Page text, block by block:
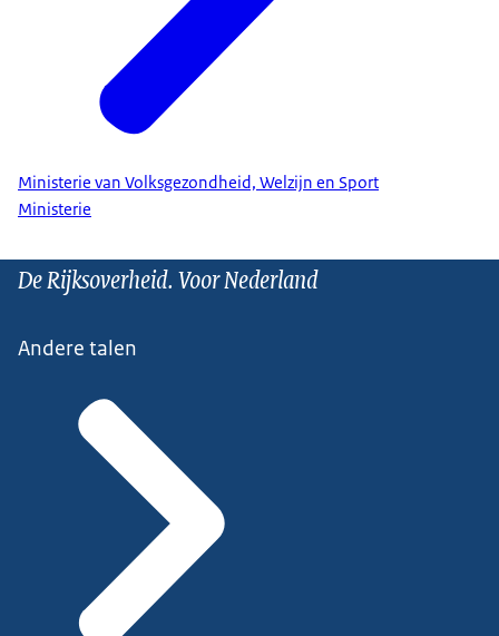
Ministerie van Volksgezondheid, Welzijn en Sport
Ministerie
De Rijksoverheid. Voor Nederland
Andere talen